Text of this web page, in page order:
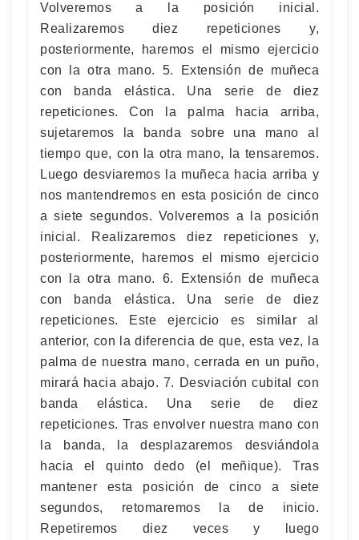
Volveremos a la posición inicial.
Realizaremos diez repeticiones y,
posteriormente, haremos el mismo ejercicio
con la otra mano. 5. Extensión de muñeca
con banda elástica. Una serie de diez
repeticiones. Con la palma hacia arriba,
sujetaremos la banda sobre una mano al
tiempo que, con la otra mano, la tensaremos.
Luego desviaremos la muñeca hacia arriba y
nos mantendremos en esta posición de cinco
a siete segundos. Volveremos a la posición
inicial. Realizaremos diez repeticiones y,
posteriormente, haremos el mismo ejercicio
con la otra mano. 6. Extensión de muñeca
con banda elástica. Una serie de diez
repeticiones. Este ejercicio es similar al
anterior, con la diferencia de que, esta vez, la
palma de nuestra mano, cerrada en un puño,
mirará hacia abajo. 7. Desviación cubital con
banda elástica. Una serie de diez
repeticiones. Tras envolver nuestra mano con
la banda, la desplazaremos desviándola
hacia el quinto dedo (el meñique). Tras
mantener esta posición de cinco a siete
segundos, retomaremos la de inicio.
Repetiremos diez veces y luego